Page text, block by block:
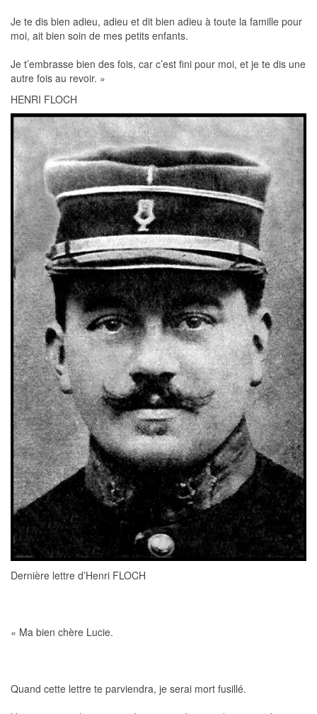
Je te dis bien adieu, adieu et dit bien adieu à toute la famille pour
moi, ait bien soin de mes petits enfants.
Je t’embrasse bien des fois, car c’est fini pour moi, et je te dis une
autre fois au revoir. »
HENRI FLOCH
Dernière lettre d’Henri FLOCH
« Ma bien chère Lucie.
Quand cette lettre te parviendra, je serai mort fusillé.